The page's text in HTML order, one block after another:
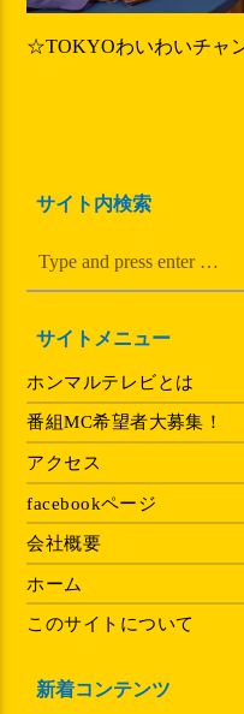
☆TOKYOわいわいチャ
サイト内検索
サイトメニュー
ホンマルテレビとは
番組MC希望者大募集！
アクセス
facebookページ
会社概要
ホーム
このサイトについて
新着コンテンツ